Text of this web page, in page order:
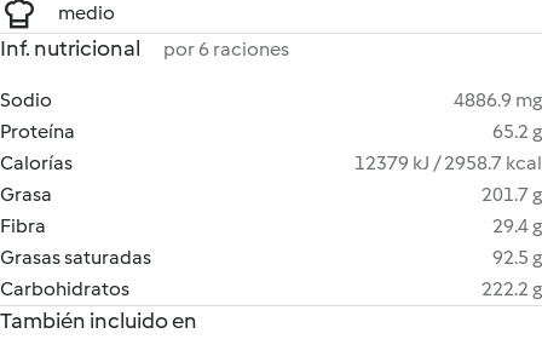
medio
Inf. nutricional por 6 raciones
Sodio
4886.9 mg
Proteína
65.2 g
Calorías
12379 kJ / 2958.7 kcal
Grasa
201.7 g
Fibra
29.4 g
Grasas saturadas
92.5 g
Carbohidratos
222.2 g
También incluido en